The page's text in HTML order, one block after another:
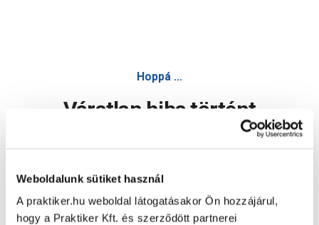
Weboldalunk sütiket használ
A praktiker.hu weboldal látogatásakor Ön hozzájárul,
hogy a Praktiker Kft. és szerződött partnerei
Hoppá ...
Váratlan hiba történt
Oldal újratöltése